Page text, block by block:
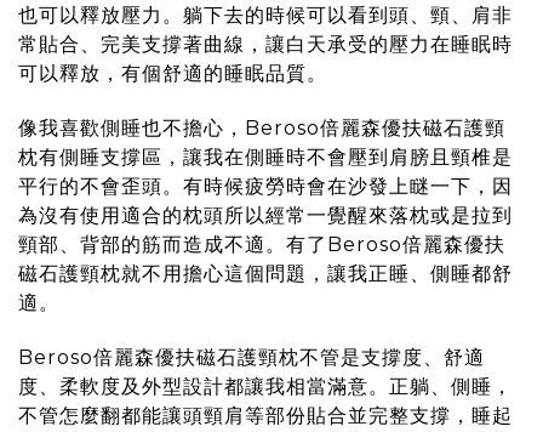
也可以釋放壓力。躺下去的時候可以看到頭、頸、肩非
常貼合、完美支撐著曲線，讓白天承受的壓力在睡眠時
可以釋放，有個舒適的睡眠品質。
像我喜歡側睡也不擔心， Beroso倍麗森優扶磁石護頸
枕有側睡支撐區，讓我在側睡時不會壓到肩膀且頸椎是
平行的不會歪頭。有時候疲勞時會在沙發上瞇一下，因
為沒有使用適合的枕頭所以經常一覺醒來落枕或是拉到
頸部、背部的筋而造成不適。有了 Beroso倍麗森優扶
磁石護頸枕就不用擔心這個問題，讓我正睡、側睡都舒
適。
Beroso倍麗森優扶磁石護頸枕不管是支撐度、舒適
度、柔軟度及外型設計都讓我相當滿意。正躺、側睡，
不管怎麼翻都能讓頭頸肩等部份貼合並完整支撐，睡起